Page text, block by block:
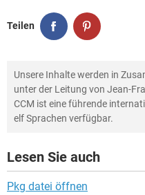
Teilen
Unsere Inhalte werden in
unter der Leitung von Jean-
CCM ist eine führende
elf Sprachen verfügbar.
Lesen Sie auch
Pkg datei öffnen